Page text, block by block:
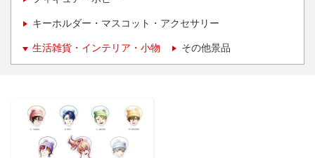
キーホルダー・マスコット・アクセサリー
生活雑貨・インテリア・小物 その他景品